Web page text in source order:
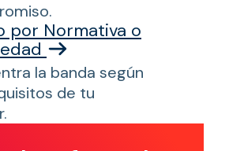
por Normativa o
la banda según
de tu